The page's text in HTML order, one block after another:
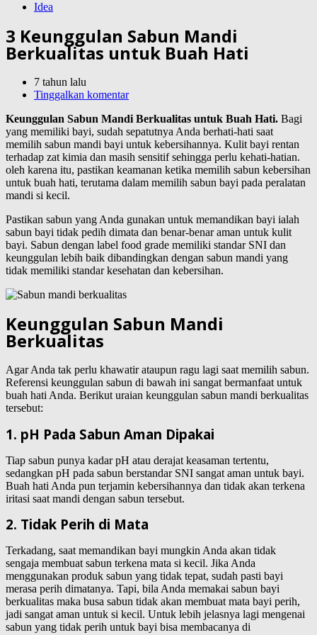
Idea
3 Keunggulan Sabun Mandi
Berkualitas untuk Buah Hati
7 tahun lalu
Tinggalkan komentar
Keunggulan Sabun Mandi Berkualitas untuk Buah Hati. Bagi
yang memiliki bayi, sudah sepatutnya Anda berhati-hati saat
memilih sabun mandi bayi untuk kebersihannya. Kulit bayi rentan
terhadap zat kimia dan masih sensitif sehingga perlu kehati-hatian.
oleh karena itu, pastikan keamanan ketika memilih sabun kebersihan
untuk buah hati, terutama dalam memilih sabun bayi pada peralatan
mandi si kecil.
Pastikan sabun yang Anda gunakan untuk memandikan bayi ialah
sabun bayi tidak pedih dimata dan benar-benar aman untuk kulit
bayi. Sabun dengan label food grade memiliki standar SNI dan
keunggulan lebih baik dibandingkan dengan sabun mandi yang
tidak memiliki standar kesehatan dan kebersihan.
Keunggulan Sabun Mandi
Berkualitas
Agar Anda tak perlu khawatir ataupun ragu lagi saat memilih sabun.
Referensi keunggulan sabun di bawah ini sangat bermanfaat untuk
buah hati Anda. Berikut uraian keunggulan sabun mandi berkualitas
tersebut:
1. pH Pada Sabun Aman Dipakai
Tiap sabun punya kadar pH atau derajat keasaman tertentu,
sedangkan pH pada sabun berstandar SNI sangat aman untuk bayi.
Buah hati Anda pun terjamin kebersihannya dan tidak akan terkena
iritasi saat mandi dengan sabun tersebut.
2. Tidak Perih di Mata
Terkadang, saat memandikan bayi mungkin Anda akan tidak
sengaja membuat sabun terkena mata si kecil. Jika Anda
menggunakan produk sabun yang tidak tepat, sudah pasti bayi
merasa perih dimatanya. Tapi, bila Anda memakai sabun bayi
berkualitas maka busa sabun tidak akan membuat mata bayi perih,
jadi sangat aman untuk si kecil. Untuk lebih jelasnya lagi mengenai
sabun yang tidak perih untuk bayi bisa membacanya di